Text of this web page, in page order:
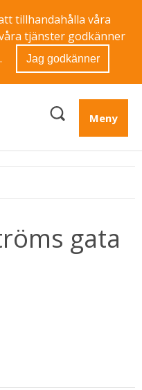
tillhandahålla våra
tjänster godkänner
. Jag godkänner
Meny
gata